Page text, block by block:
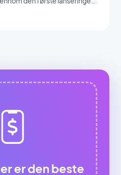
er den beste